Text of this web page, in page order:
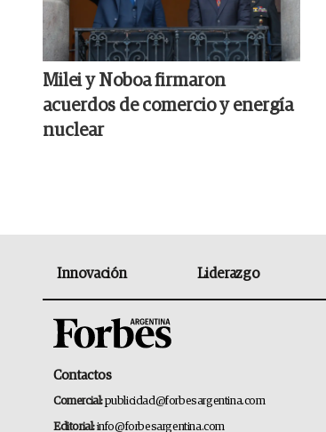
Milei y Noboa firmaron
acuerdos de comercio y energía
nuclear
Innovación Liderazgo
Contactos
Comercial:publicidad@forbesargentina.com
Editorial:info@forbesargentina.com